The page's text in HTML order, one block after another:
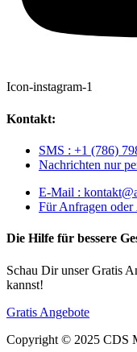
Icon-instagram-1
Kontakt:
SMS : +1 (786)
Nachrichten nur
E-Mail :
Für Anfragen
Die Hilfe für bessere
Schau Dir unser Gratis
kannst!
Gratis Angebote
Copyright © 2025 CDS